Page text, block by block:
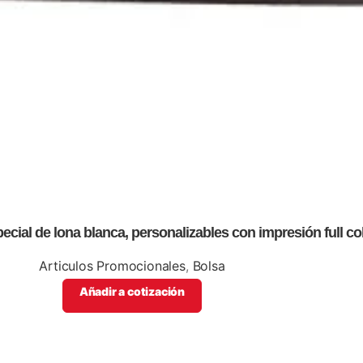
de lona blanca, personalizables con impresión full
Articulos Promocionales, Bolsa
Añadir a cotización